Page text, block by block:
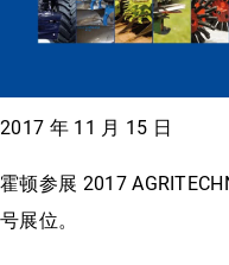
2017 年 11 月 15 日
霍顿参展 2017
号展位。